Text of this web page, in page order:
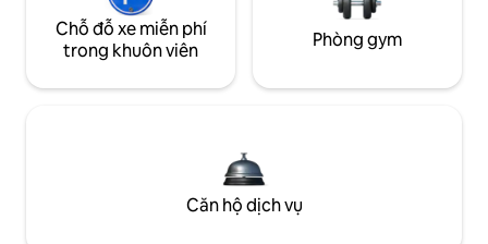
Chỗ đỗ xe miễn phí
trong khuôn viên
Phòng gym
Căn hộ dịch vụ